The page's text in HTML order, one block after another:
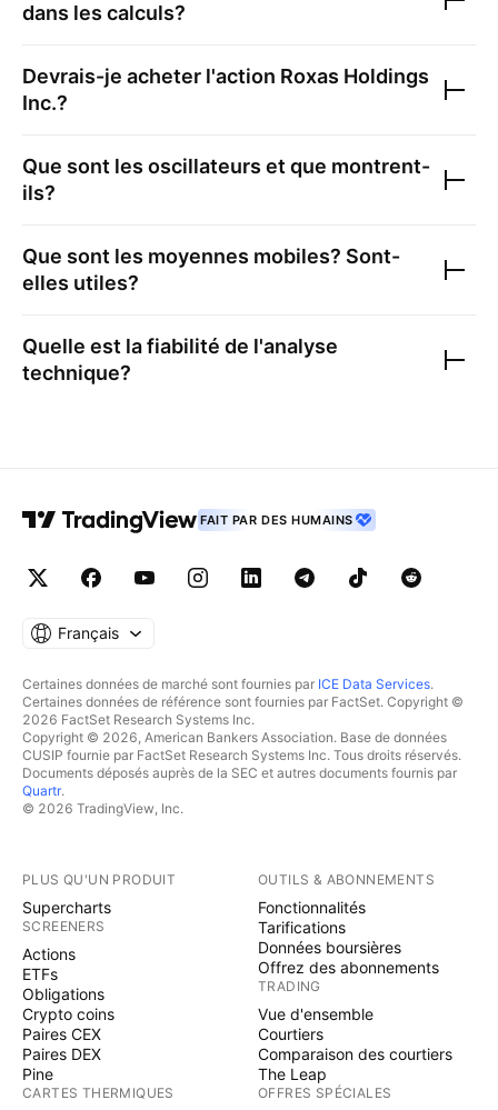
dans les calculs?
Devrais-je acheter l'action Roxas Holdings
Inc.?
Que sont les oscillateurs et que montrent-
ils?
Que sont les moyennes mobiles? Sont-
elles utiles?
Quelle est la fiabilité de l'analyse
technique?
FAIT PAR DES HUMAINS
Français
Certaines données de marché sont fournies par ICE Data Services.
Certaines données de référence sont fournies par FactSet. Copyright ©
2026 FactSet Research Systems Inc.
Copyright © 2026, American Bankers Association. Base de données
CUSIP fournie par FactSet Research Systems Inc. Tous droits réservés.
Documents déposés auprès de la SEC et autres documents fournis par
Quartr.
© 2026 TradingView, Inc.
PLUS QU'UN PRODUIT
Supercharts
SCREENERS
Actions
ETFs
Obligations
Crypto coins
Paires CEX
Paires DEX
Pine
CARTES THERMIQUES
OUTILS & ABONNEMENTS
Fonctionnalités
Tarifications
Données boursières
Offrez des abonnements
TRADING
Vue d'ensemble
Courtiers
Comparaison des courtiers
The Leap
OFFRES SPÉCIALES